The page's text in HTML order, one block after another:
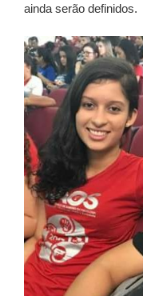
ainda serão definidos.